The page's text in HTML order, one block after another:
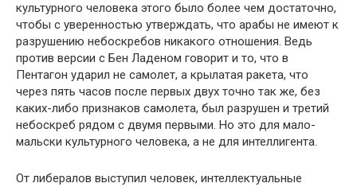
культурного человека этого было более чем достаточно,
чтобы с уверенностью утверждать, что арабы не имеют к
разрушению небоскребов никакого отношения. Ведь
против версии с Бен Ладеном говорит и то, что в
Пентагон ударил не самолет, а крылатая ракета, что
через пять часов после первых двух точно так же, без
каких-либо признаков самолета, был разрушен и третий
небоскреб рядом с двумя первыми. Но это для мало-
мальски культурного человека, а не для интеллигента.
От либералов выступил человек, интеллектуальные